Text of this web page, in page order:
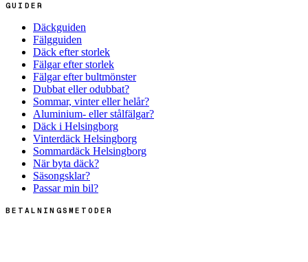
GUIDER
Däckguiden
Fälgguiden
Däck efter storlek
Fälgar efter storlek
Fälgar efter bultmönster
Dubbat eller odubbat?
Sommar, vinter eller helår?
Aluminium- eller stålfälgar?
Däck i Helsingborg
Vinterdäck Helsingborg
Sommardäck Helsingborg
När byta däck?
Säsongsklar?
Passar min bil?
BETALNINGSMETODER